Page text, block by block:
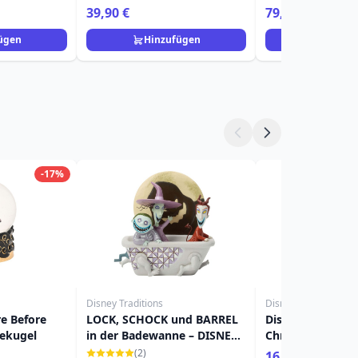
39,90 €
Hinzufügen
Die Hexe und
79,90 €
-17%
Before
Disney Traditions
LOCK, SCHOCK und BARREL
in der Badewanne – DISNEY
TRADITIONS
(2)
Disney
Disney
Christmas – Ich
zum Tod –